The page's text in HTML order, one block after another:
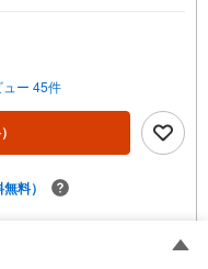
にて、理想の邸宅を建築
には、ベビーベッドや キ
す。 小さなお子様連れ
資料請求、住宅ローンの
ださい！スタッフ25名でお
情報を多数ご用意しており
件もご紹介可能です。 担
周辺環境、お客様の希望
ー 45件
料）